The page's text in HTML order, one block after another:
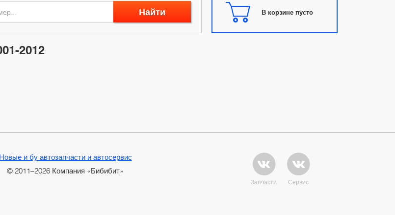
Найти В корзине пусто
2012
Новые и бу автозапчасти и автосервис
© 2011–2026 Компания «Бибибит»
Запчасти Сервис